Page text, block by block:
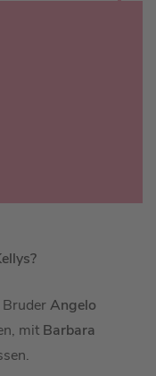
Angelo
mit Barbara